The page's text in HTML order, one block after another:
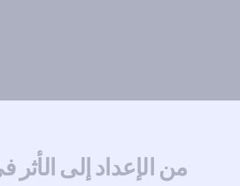
من الإعداد إلى الأثر